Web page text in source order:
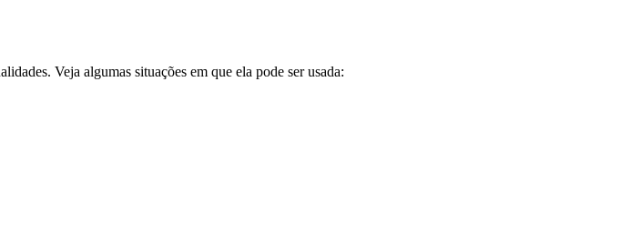
Veja algumas situações em que ela pode ser usada: